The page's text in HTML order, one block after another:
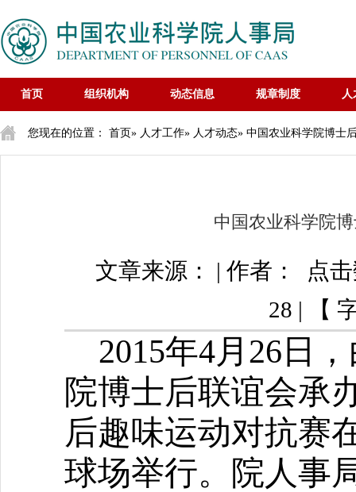
首页 组织机构 动态信息 规章制度 人
您现在的位置： 首页» 人才工作» 人才动态» 中国农业科学院博士
中国农业科学院
文章来源： | 作者： 点
28 | 【
2015年4月 26 日
院博士后联谊会承
后趣味运动对抗赛
球场举行。院人事